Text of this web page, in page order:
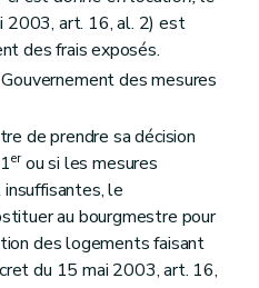
2003, art. 16, al. 2) est
des frais exposés.
des mesures
de prendre sa décision
erou si les mesures
le
au bourgmestre pour
des logements faisant
du 15 mai 2003, art. 16,